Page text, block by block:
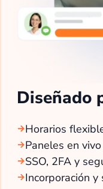
Diseñado
Horarios
Paneles en
SSO, 2FA y
Incorporación